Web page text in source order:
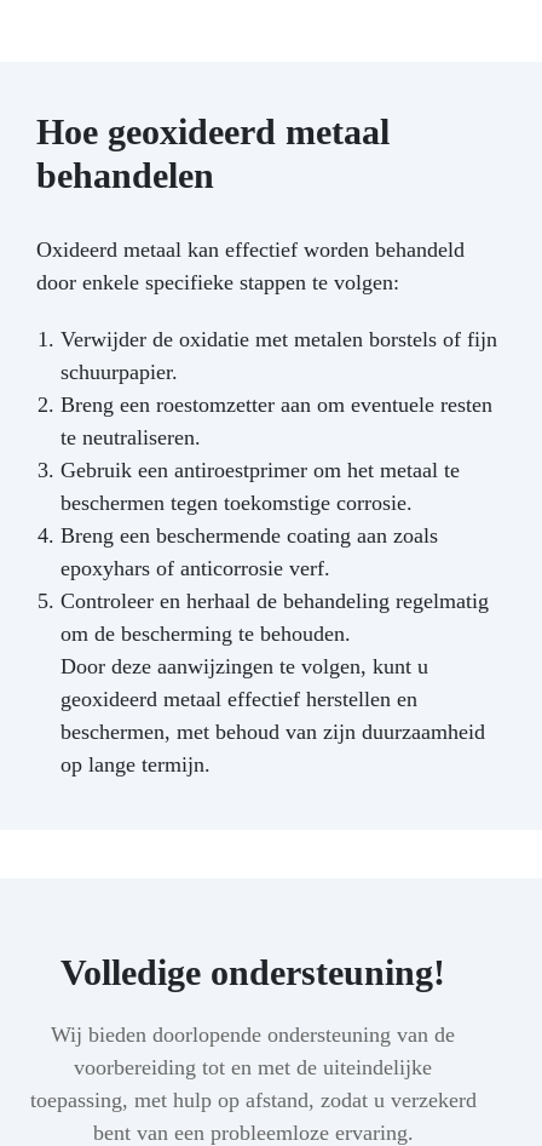
Hoe geoxideerd metaal
behandelen
Oxideerd metaal kan effectief worden behandeld
door enkele specifieke stappen te volgen:
Verwijder de oxidatie met metalen borstels of fijn
schuurpapier.
Breng een roestomzetter aan om eventuele resten
te neutraliseren.
Gebruik een antiroestprimer om het metaal te
beschermen tegen toekomstige corrosie.
Breng een beschermende coating aan zoals
epoxyhars of anticorrosie verf.
Controleer en herhaal de behandeling regelmatig
om de bescherming te behouden.
Door deze aanwijzingen te volgen, kunt u
geoxideerd metaal effectief herstellen en
beschermen, met behoud van zijn duurzaamheid
op lange termijn.
Volledige ondersteuning!
Wij bieden doorlopende ondersteuning van de
voorbereiding tot en met de uiteindelijke
toepassing, met hulp op afstand, zodat u verzekerd
bent van een probleemloze ervaring.